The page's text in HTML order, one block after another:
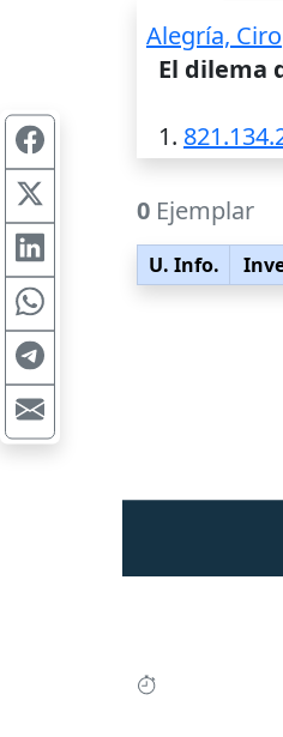
Alegría, Ciro
El dilema
1.
0 Ejemplar
U. Info.